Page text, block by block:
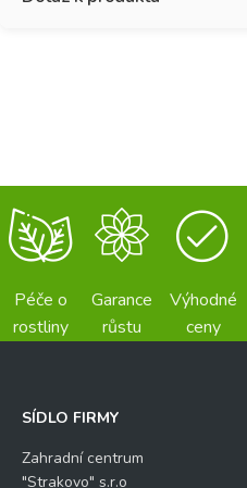
o
K
o
t
r
o
Křestní jméno
E-mail
Váš dotaz*
Péče o
rostliny
Garance
růstu
Výhodné
ceny
SÍDLO FIRMY
Zahradní centrum
"Strakovo" s.r.o